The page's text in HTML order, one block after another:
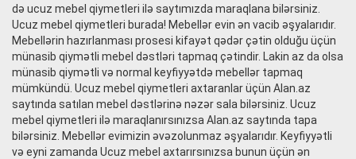
də ucuz mebel qiymetleri ilə saytımızda maraqlana bilərsiniz.
Ucuz mebel qiymetleri burada! Mebellər evin ən vacib əşyalarıdır.
Mebellərin hazırlanması prosesi kifayət qədər çətin olduğu üçün
münasib qiymətli mebel dəstləri tapmaq çətindir. Lakin az da olsa
münasib qiymətli və normal keyfiyyətdə mebellər tapmaq
mümkündü. Ucuz mebel qiymetleri axtaranlar üçün Alan.az
saytında satılan mebel dəstlərinə nəzər sala bilərsiniz. Ucuz
mebel qiymetleri ilə maraqlanırsınızsa Alan.az saytında tapa
bilərsiniz. Mebellər evimizin əvəzolunmaz əşyalarıdır. Keyfiyyətli
və eyni zamanda Ucuz mebel axtarırsınızsa bunun üçün ən